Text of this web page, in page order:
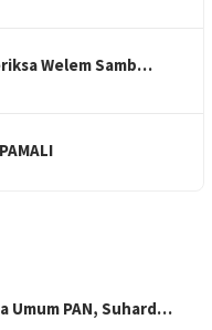
Welem Samb…
Umum PAN, Suhard…